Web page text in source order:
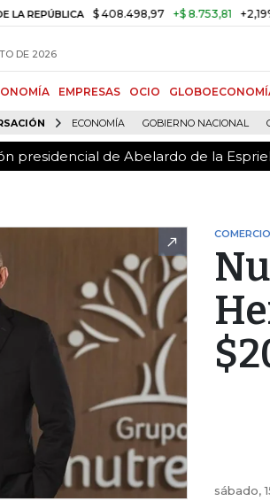
$ 408.498,97 +$ 8.753,81 +2,19%
DE 2026
EMPRESAS OCIO
ECONOMÍA GOBIERNO NACIONAL
presidencial de Abelardo de la
presidencial de Abelardo de la
COMERCIO
sábado,